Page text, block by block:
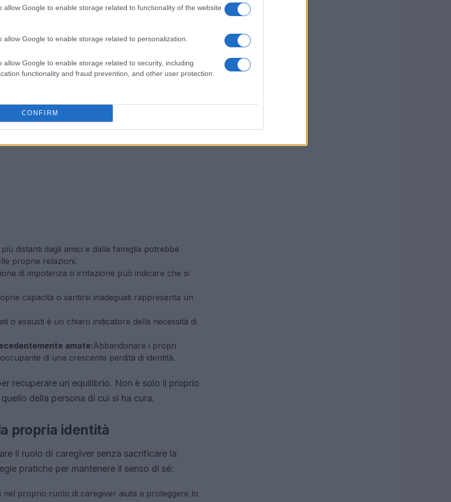
allow Google to enable storage related to functionality of the website
allow Google to enable storage related to personalization.
allow Google to enable storage related to security, including
functionality and fraud prevention, and other user protection.
CONFIRM
indicare che è arrivato il momento di
da tenere d’occhio:
distanti dagli amici e dalla famiglia potrebbe
proprie relazioni.
di impotenza o irritazione può indicare che si
capacità o sentirsi inadeguati rappresenta un
o esausti è un chiaro indicatore della necessità di
amate:Abbandonare i propri
di una crescente perdita di identità.
recuperare un equilibrio. Non è solo il proprio
della persona di cui si ha cura.
propria identità
il ruolo di caregiver senza sacrificare la
pratiche per mantenere il senso di sé:
nel proprio ruolo di caregiver aiuta a proteggere lo